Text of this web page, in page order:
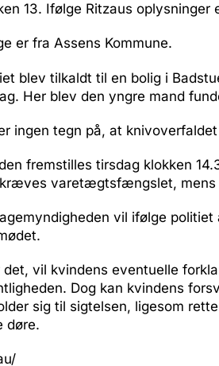
13. Ifølge Ritzaus oplysninger
er fra Assens Kommune.
blev tilkaldt til en bolig i
Her blev den yngre mand
ingen tegn på, at
fremstilles tirsdag klokken
varetægtsfængslet, mens
vil ifølge
det, vil kvindens eventuelle
Dog kan kvindens
sig til sigtelsen, ligesom
døre.